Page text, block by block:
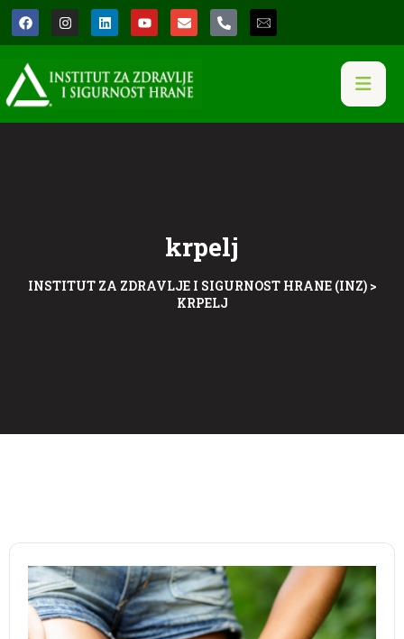
krpelj
INSTITUT ZA ZDRAVLJE I SIGURNOST HRANE (INZ)>
KRPELJ